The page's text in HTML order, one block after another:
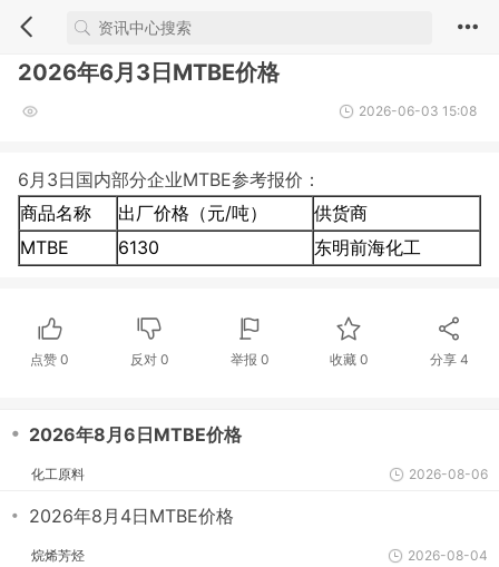
2026年6月3日MTBE价格
2026-06-03 15:08
6月3日国内部分企业MTBE参考报价：
商品名称
出厂价格（元/吨）
供货商
MTBE
6130 东明前海化工
点赞0 反对 0 举报 0 收藏 0 分享 4
・ 2026年8月6日MTBE价格
化工原料 2026-08-06
・ 2026年8月4日MTBE价格
烷烯芳烃 2026-08-04